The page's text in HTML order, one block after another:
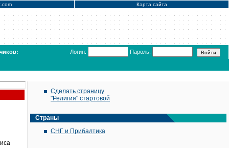
Карта сайта
Логин: Пароль:
Сделать страницу
"Религия" стартовой
Страны
СНГ и Прибалтика